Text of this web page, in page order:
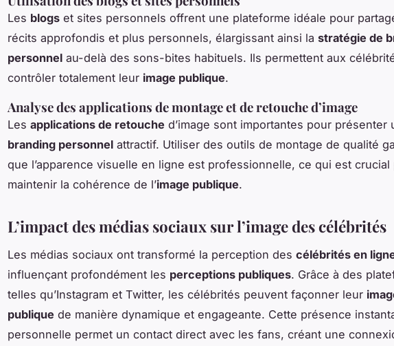
Les blogs et sites personnels offrent une plateforme idéale pour
récits approfondis et plus personnels, élargissant ainsi la stratégie de
personnel au-delà des sons-bites habituels. Ils permettent aux
contrôler totalement leur image publique.
Analyse des applications de montage et de retouche d’image
Les applications de retouche d’image sont importantes pour présenter
branding personnel attractif. Utiliser des outils de montage de qualité
que l’apparence visuelle en ligne est professionnelle, ce qui est crucial
maintenir la cohérence de l’image publique.
L’impact des médias sociaux sur l’image des célébrités
Les médias sociaux ont transformé la perception des célébrités en
influençant profondément les perceptions publiques. Grâce à des
telles qu’Instagram et Twitter, les célébrités peuvent façonner leur
publique de manière dynamique et engageante. Cette présence
personnelle permet un contact direct avec les fans, créant une